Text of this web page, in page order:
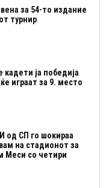
за 54-то издание
турнир
ја победија
играат за 9. место
од СП го шокираа
на стадионот за
Меси со четири